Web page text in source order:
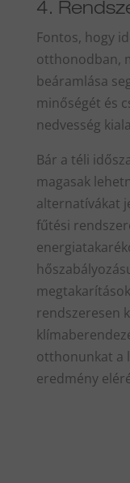
4.
Fontos, hogy
otthonodban,
beáramlása
minőségét és
nedvesség
Bár a téli
magasak
alternatívákat
fűtési
rendszeresen
otthonunkat a
eredmény